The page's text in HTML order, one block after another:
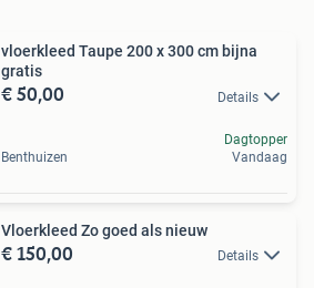
vloerkleed Taupe 200 x 300 cm bijna
gratis
€ 50,00 Details
Benthuizen
Dagtopper
Vandaag
Vloerkleed Zo goed als nieuw
€ 150,00 Details